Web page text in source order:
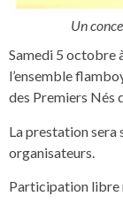
Un
Samedi 5 octobre
l’ensemble
des Premiers Nés
La prestation sera
organisateurs.
Participation libre